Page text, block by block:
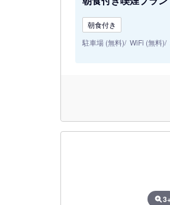
朝食付き
駐車場 (無料) WiFi (無料)